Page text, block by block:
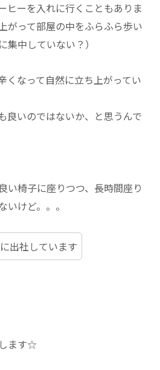
ヒーを入れに行くこともありま
がって部屋の中をふらふら歩い
集中していない？）
くなって自然に立ち上がってい
良いのではないか、と思うんで
い椅子に座りつつ、長時間座り
いけど。。。
出社しています
ます☆